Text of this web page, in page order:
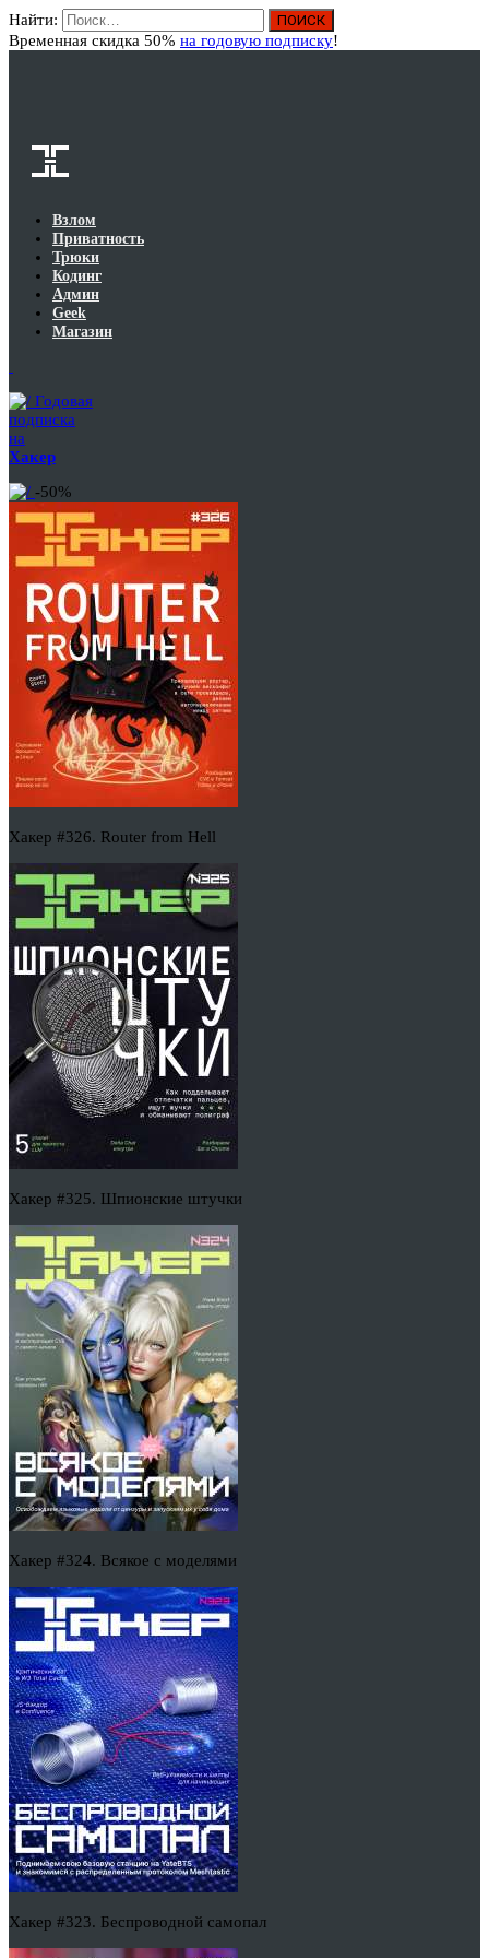
Найти:
Временная скидка 50% на годовую подписку!
Взлом
Приватность
Трюки
Кодинг
Админ
Geek
Магазин
Годовая
подписка
на
Хакер
-50%
Хакер #326. Router from Hell
Хакер #325. Шпионские штучки
Хакер #324. Всякое с моделями
Хакер #323. Беспроводной самопал